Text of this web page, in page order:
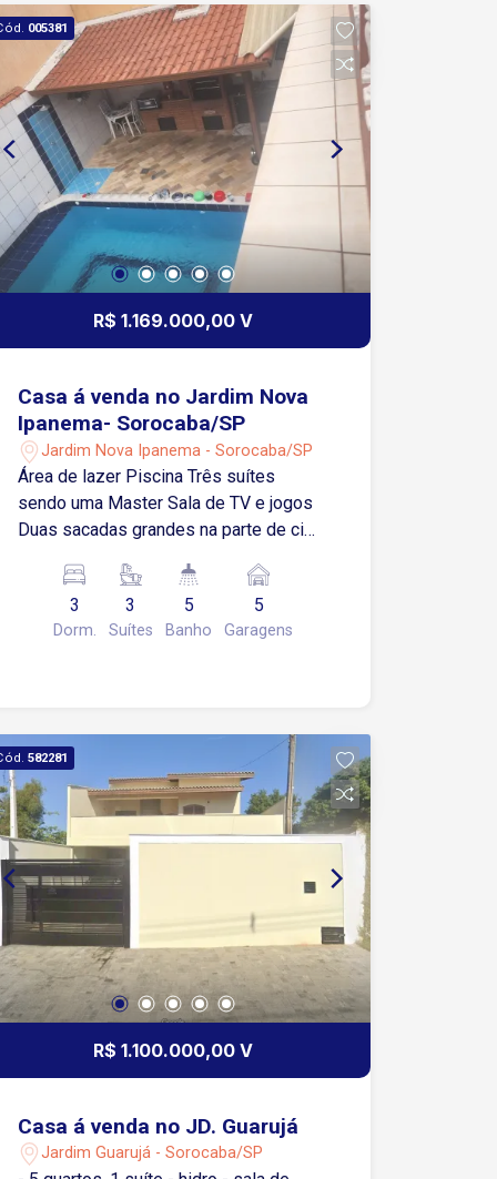
005381
R$ 1.169.000,00 V
Casa á venda no Jardim Nova
Ipanema- Sorocaba/SP
Jardim Nova Ipanema - Sorocaba/SP
Área de lazer Piscina Três suítes
sendo uma Master Sala de TV e jogos
Duas sacadas grandes na parte de cima
com hidro massagem Área gourmet
com piscina, churrasqueira de alvenaria
com fogão a lenha , e pia Duas
monitoramento
3
Dorm.
3
Suítes
5
Banho
5
Garagens
582281
R$ 1.100.000,00 V
Casa á venda no JD. Guarujá
Jardim Guarujá - Sorocaba/SP